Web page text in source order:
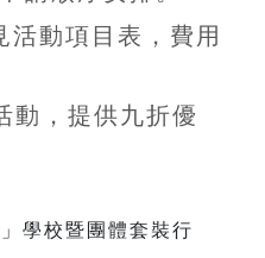
活動項目表，費用
動，提供九折優